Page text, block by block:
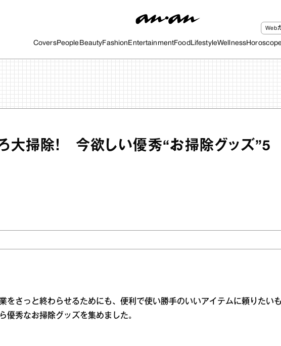
CoversPeople BeautyFashion EntertainmentFood LifestyleWellness
Web
大掃除！ 今欲しい優秀“お掃除グッズ”5
をさっと終わらせるためにも、便利で使い勝手のいいアイテムに頼りたい
優秀なお掃除グッズを集めました。